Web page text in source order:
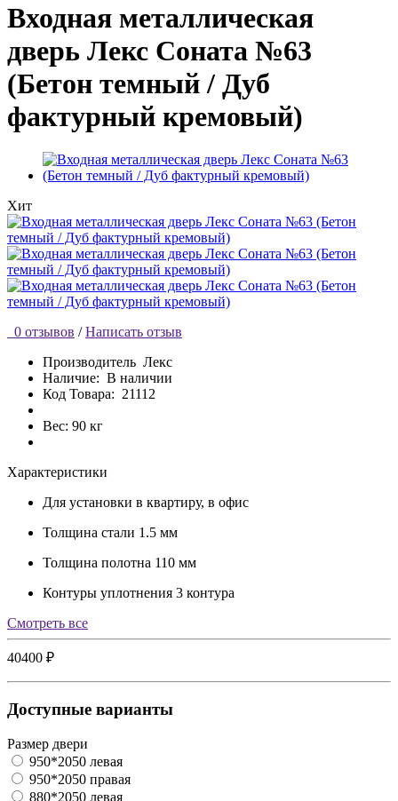
Входная металлическая
дверь Лекс Соната №63
(Бетон темный / Дуб
фактурный кремовый)
Хит
0 отзывов / Написать отзыв
Производитель Лекс
Наличие: В наличии
Код Товара: 21112
Вес: 90 кг
Характеристики
Для установки в квартиру, в офис
Толщина стали 1.5 мм
Толщина полотна 110 мм
Контуры уплотнения 3 контура
Cмотреть все
40400 ₽
Доступные варианты
Размер двери
950*2050 левая
950*2050 правая
880*2050 левая